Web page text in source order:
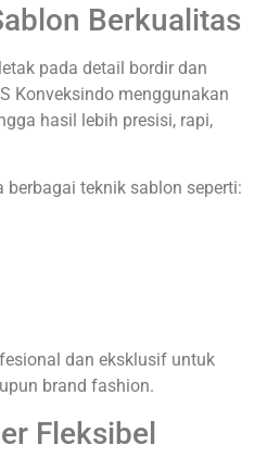
Berkualitas
pada detail bordir dan
Konveksindo menggunakan
hasil lebih presisi, rapi,
berbagai teknik sablon seperti:
dan eksklusif untuk
brand fashion.
Fleksibel